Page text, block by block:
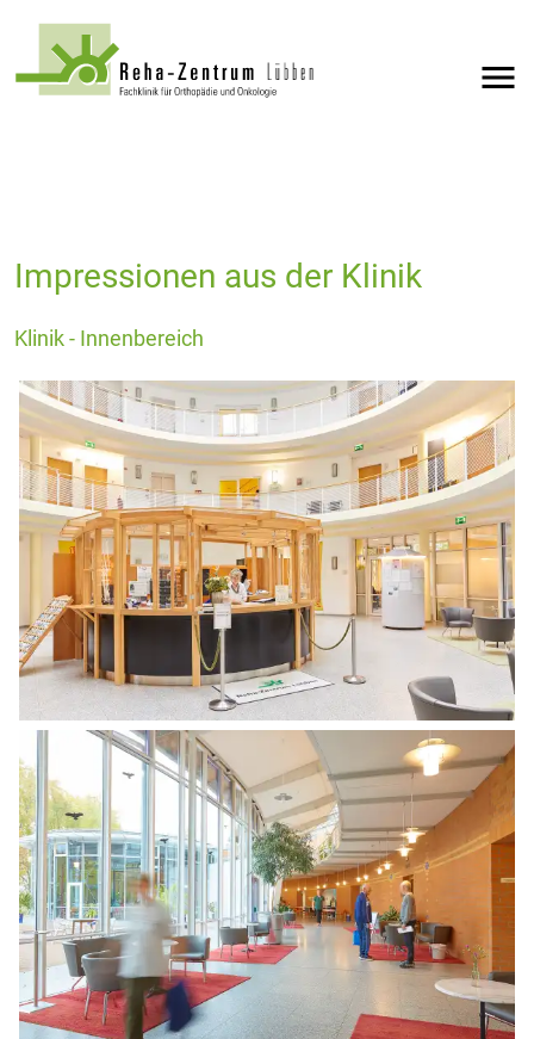
menu
Impressionen aus der Klinik
Klinik - Innenbereich